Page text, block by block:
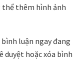
thể thêm hình ảnh
luận ngay đang
duyệt hoặc xóa bình